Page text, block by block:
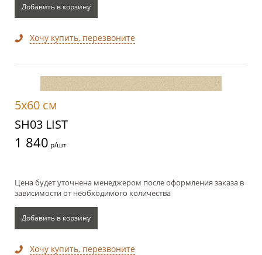
Добавить в корзину
Хочу купить, перезвоните
5x60 см
SH03 LIST
1 840 р/шт
Цена будет уточнена менеджером после оформления заказа в
зависимости от необходимого количества
Добавить в корзину
Хочу купить, перезвоните